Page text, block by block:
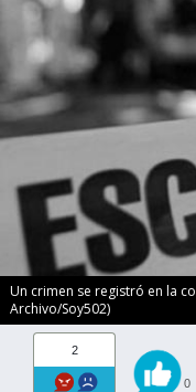
Un crimen se registró en la
Archivo/Soy502)
2
0